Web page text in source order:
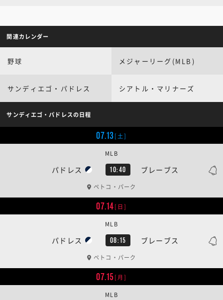
関連カレンダー
野球 メジャーリーグ(MLB)
サンディエゴ・パドレス シアトル・マリナーズ
サンディエゴ・パドレスの日程
07.13[土]
パドレス 10:40 ブレーブス
MLB
ペトコ・パーク
07.14[日]
パドレス 08:15 ブレーブス
MLB
ペトコ・パーク
07.15[月]
MLB